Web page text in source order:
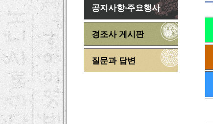
공지사항·주요행사
경조사 게시판
질문과 답변